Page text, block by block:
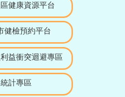
健康資源平台
健檢預約平台
益衝突迴避專區
統計專區